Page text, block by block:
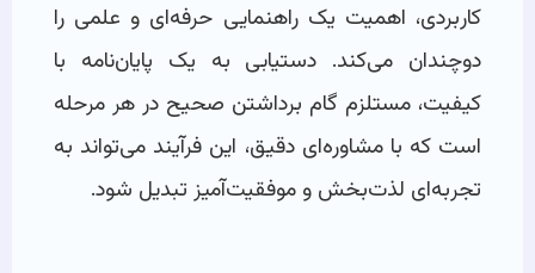
کاربردی، اهمیت یک راهنمایی حرفه‌ای و علمی را
دوچندان می‌کند. دستیابی به یک پایان‌نامه با
کیفیت، مستلزم گام برداشتن صحیح در هر مرحله
است که با مشاوره‌ای دقیق، این فرآیند می‌تواند به
تجربه‌ای لذت‌بخش و موفقیت‌آمیز تبدیل شود.